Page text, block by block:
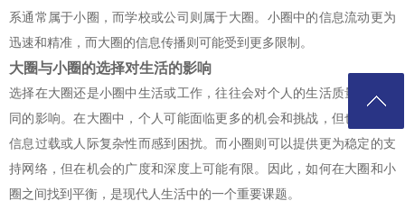
系通常属于小圈，而学校或公司则属于大圈。小圈中的信息流动更为
迅速和精准，而大圈的信息传播则可能受到更多限制。
大圈与小圈的选择对生活的影响
选择在大圈还是小圈中生活或工作，往往会对个人的生活质量产生不
同的影响。在大圈中，个人可能面临更多的机会和挑战，但也可能因
信息过载或人际复杂性而感到困扰。而小圈则可以提供更为稳定的支
持网络，但在机会的广度和深度上可能有限。因此，如何在大圈和小
圈之间找到平衡，是现代人生活中的一个重要课题。